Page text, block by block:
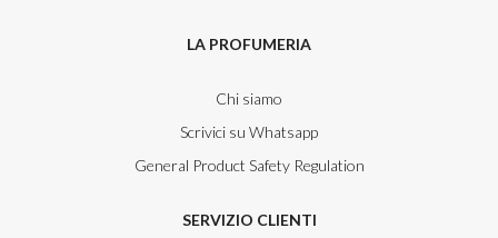
LA PROFUMERIA
Chi siamo
Scrivici su Whatsapp
General Product Safety Regulation
SERVIZIO CLIENTI